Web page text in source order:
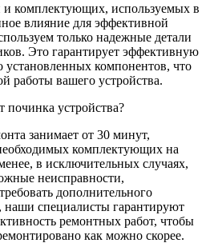
и комплектующих, используемых в
влияние для эффективной
только надежные детали
Это гарантирует эффективную
установленных компонентов, что
работы вашего устройства.
починка устройства?
занимает от 30 минут,
комплектующих на
в исключительных случаях,
неисправности,
дополнительного
специалисты гарантируют
ремонтных работ, чтобы
как можно скорее.